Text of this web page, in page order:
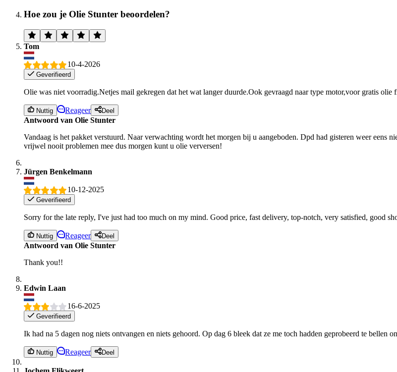
Hoe zou je Olie Stunter beoordelen?
Tom
10-4-2026
Geverifieerd
Olie was niet voorradig.Netjes mail gekregen dat het wat langer duurde.Ook gevraagd naar type motor,voor gratis
Nuttig Reageer Deel
Antwoord van Olie Stunter
Vandaag is het pakket verstuurd. Naar verwachting wordt het morgen bij u aangeboden. Dpd had gisteren weer eens
vrijwel nooit problemen mee dus morgen kunt u olie verversen!
Jürgen Benkelmann
10-12-2025
Geverifieerd
Sorry for the late reply, I've just had too much on my mind. Good price, fast delivery, top-notch, very satisfied, good
Nuttig Reageer Deel
Antwoord van Olie Stunter
Thank you!!
Edwin Laan
16-6-2025
Geverifieerd
Ik had na 5 dagen nog niets ontvangen en niets gehoord. Op dag 6 bleek dat ze me toch hadden geprobeerd te bellen
Nuttig Reageer Deel